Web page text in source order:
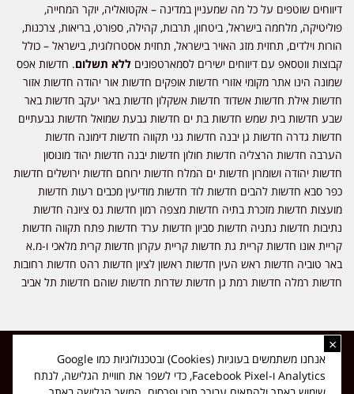
דיווחים שוטפים על כל מה שמעניין במדינה – אקטואליה, יוקר המחייה,
פוליטיקה, מלחמה בישראל, ביטחון, תרבות, קהילה, ספורט, בריאות, צרכנות,
הורות וילדים, תחזית מזג האויר בישראל, תחזית אסטרולוגית, בישראל – כולל
קבוצות ווטסאפ עם דיווחים ישירים לסמארטפונים ללא תשלום. חדשות אפס
שמונה הינו אתר מקומי אזורי חדשות אופקים חדשות אור יהודה חדשות אזור
חדשות אילת חדשות אשדוד חדשות אשקלון חדשות באר יעקב חדשות באר
שבע חדשות בית שמש חדשות בת ים חדשות גבעת שמואל חדשות גבעתיים
חדשות גדרה חדשות גן יבנה חדשות גני תקווה חדשות דימונה חדשות
הערבה חדשות הרצליה חדשות חולון חדשות יבנה חדשות יהוד מונוסון
חדשות יהודה ושומרון חדשות ים המלח חדשות ירוחם חדשות ירושלים חדשות
כפר סבא חדשות להבים חדשות לוד חדשות מודיעין מכבים רעות חדשות
מועצות חדשות מזכרת בתיה חדשות מצפה רמון חדשות נס ציונה חדשות
נתיבות חדשות נתניה חדשות סביון חדשות ערד חדשות פתח תקווה חדשות
קריית אונו חדשות קריית גת חדשות קריית עקרון חדשות קרית מלאכי ו-מ.א
באר טוביה חדשות ראש העין חדשות ראשון לציון חדשות רהט חדשות רחובות
חדשות רמלה חדשות רמת גן חדשות שדרות חדשות שוהם חדשות תל אביב
כל הזכויות שמורות ל-ליזה ללוצאשווילי - חדשות אפס שמונה - דיווחים בזמן
אמת, נוסד בשנת 2019 | טל' לפרסומים 054-9759222 מייל מערכת
news08.net@gmail.com
×
אנחנו משתמשים בעוגיות (Cookies) ובטכנולוגיות כמו Google
Analytics ו-Facebook Pixel, כדי לשפר את חוויית הגלישה, לנתח